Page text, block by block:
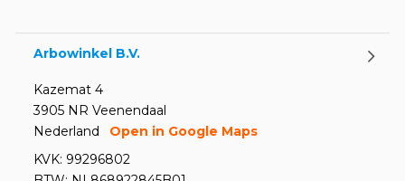
Arbowinkel B.V.
Kazemat 4
3905 NR Veenendaal
Nederland
Open in Google Maps
KVK: 99296802